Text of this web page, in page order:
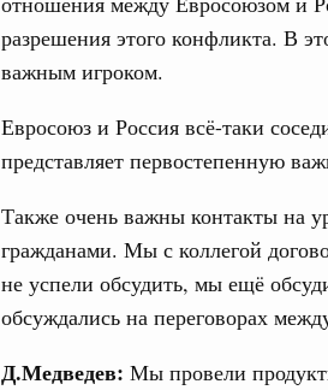
разрешения этого конфликта. В
важным игроком.
Евросоюз и Россия всё-таки
представляет первостепенную
Также очень важны контакты на
гражданами. Мы с коллегой
не успели обсудить, мы ещё
обсуждались на переговорах
Д.Медведев: Мы провели
Показать еще